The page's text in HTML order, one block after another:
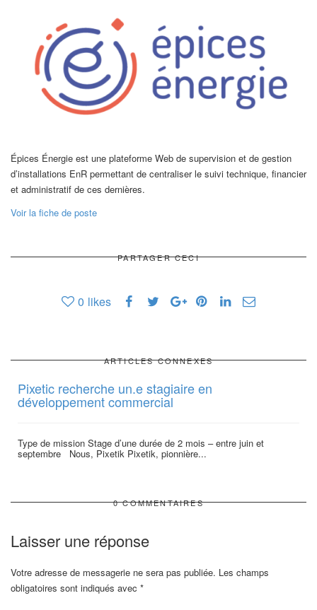
Épices Énergie est une plateforme Web de supervision et de gestion
d’installations EnR permettant de centraliser le suivi technique, financier
et administratif de ces dernières.
Voir la fiche de poste
PARTAGER CECI
0 likes
ARTICLES CONNEXES
Pixetic recherche un.e stagiaire en
développement commercial
Type de mission Stage d’une durée de 2 mois – entre juin et
septembre Nous, Pixetik Pixetik, pionnière...
0 COMMENTAIRES
Laisser une réponse
Votre adresse de messagerie ne sera pas publiée. Les champs
obligatoires sont indiqués avec *